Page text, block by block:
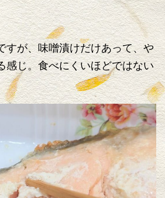
すが、味噌漬けだけあって、や
感じ。食べにくいほどではない